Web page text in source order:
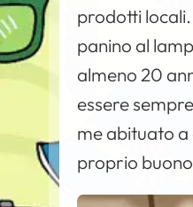
prodotti
panino al
almeno 20
essere
me abituato
proprio